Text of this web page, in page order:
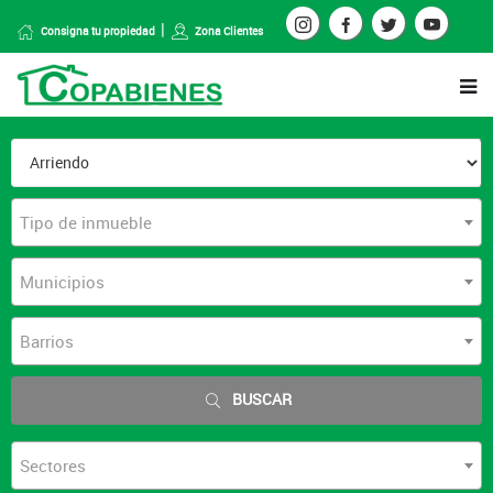
Consigna tu propiedad Zona Clientes
Tipo de inmueble
Municipios
Barrios
BUSCAR
Sectores